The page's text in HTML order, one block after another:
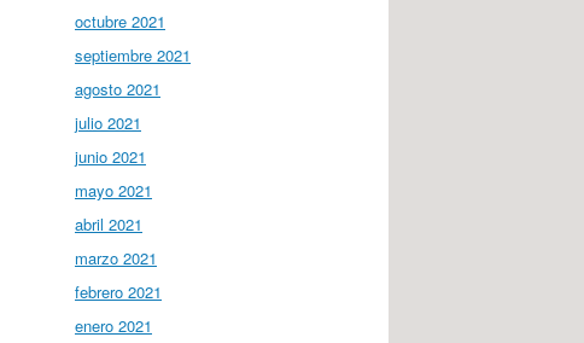
octubre 2021
septiembre 2021
agosto 2021
julio 2021
junio 2021
mayo 2021
abril 2021
marzo 2021
febrero 2021
enero 2021